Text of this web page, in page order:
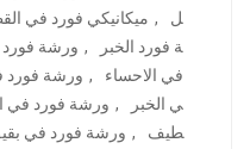
ل
, ميكانيكي فورد في
ة فورد الخبر
, ورشة فورد
في الاحساء
, ورشة فورد
ي الخبر
, ورشة فورد في
طيف
, ورشة فورد في